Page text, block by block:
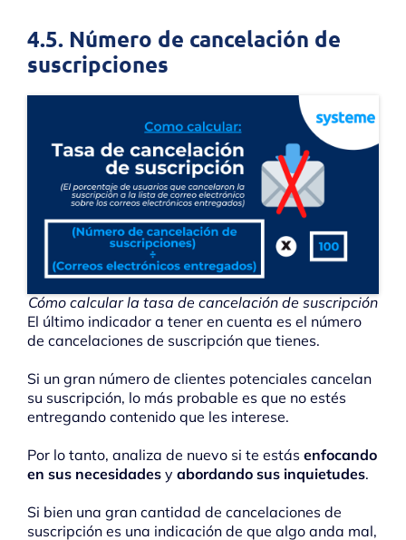
4.5. Número de cancelación de
suscripciones
Cómo calcular la tasa de cancelación de suscripción
El último indicador a tener en cuenta es el número
de cancelaciones de suscripción que tienes.
Si un gran número de clientes potenciales cancelan
su suscripción, lo más probable es que no estés
entregando contenido que les interese.
Por lo tanto, analiza de nuevo si te estás enfocando
en sus necesidades y abordando sus inquietudes.
Si bien una gran cantidad de cancelaciones de
suscripción es una indicación de que algo anda mal,